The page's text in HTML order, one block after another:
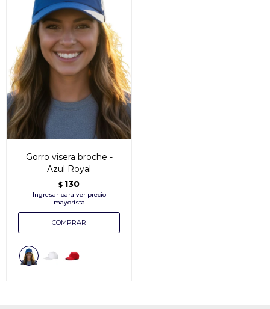
Gorro visera broche -
Azul Royal
$ 130